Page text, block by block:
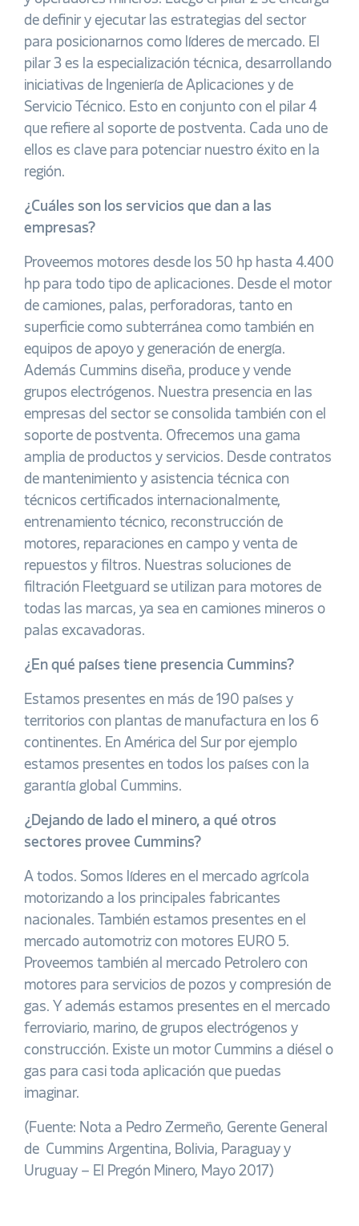
de definir y ejecutar las estrategias del sector
para posicionarnos como líderes de mercado. El
pilar 3 es la especialización técnica, desarrollando
iniciativas de Ingeniería de Aplicaciones y de
Servicio Técnico. Esto en conjunto con el pilar 4
que refiere al soporte de postventa. Cada uno de
ellos es clave para potenciar nuestro éxito en la
región.
¿Cuáles son los servicios que dan a las
empresas?
Proveemos motores desde los 50 hp hasta 4.400
hp para todo tipo de aplicaciones. Desde el motor
de camiones, palas, perforadoras, tanto en
superficie como subterránea como también en
equipos de apoyo y generación de energía.
Además Cummins diseña, produce y vende
grupos electrógenos. Nuestra presencia en las
empresas del sector se consolida también con el
soporte de postventa. Ofrecemos una gama
amplia de productos y servicios. Desde contratos
de mantenimiento y asistencia técnica con
técnicos certificados internacionalmente,
entrenamiento técnico, reconstrucción de
motores, reparaciones en campo y venta de
repuestos y filtros. Nuestras soluciones de
filtración Fleetguard se utilizan para motores de
todas las marcas, ya sea en camiones mineros o
palas excavadoras.
¿En qué países tiene presencia Cummins?
Estamos presentes en más de 190 países y
territorios con plantas de manufactura en los 6
continentes. En América del Sur por ejemplo
estamos presentes en todos los países con la
garantía global Cummins.
¿Dejando de lado el minero, a qué otros
sectores provee Cummins?
A todos. Somos líderes en el mercado agrícola
motorizando a los principales fabricantes
nacionales. También estamos presentes en el
mercado automotriz con motores EURO 5.
Proveemos también al mercado Petrolero con
motores para servicios de pozos y compresión de
gas. Y además estamos presentes en el mercado
ferroviario, marino, de grupos electrógenos y
construcción. Existe un motor Cummins a diésel o
gas para casi toda aplicación que puedas
imaginar.
(Fuente: Nota a Pedro Zermeño, Gerente General
de Cummins Argentina, Bolivia, Paraguay y
Uruguay – El Pregón Minero, Mayo 2017)